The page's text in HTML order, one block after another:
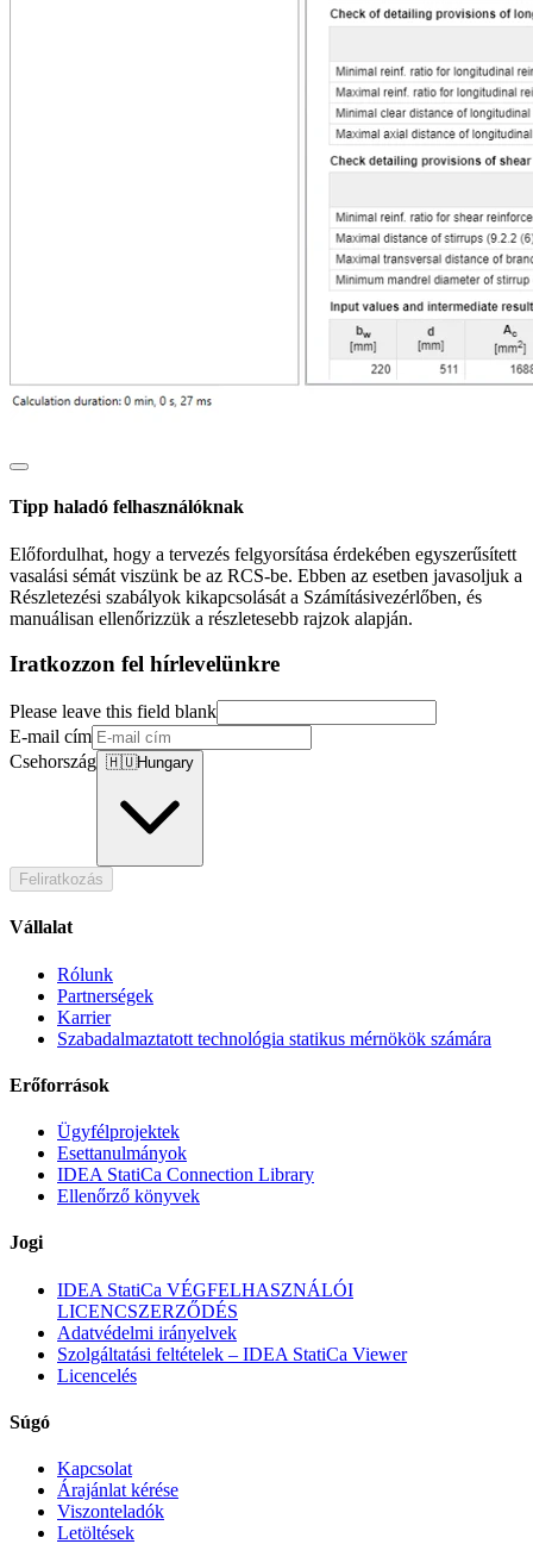
Tipp haladó felhasználóknak
Előfordulhat, hogy a tervezés felgyorsítása érdekében egyszerűsített
vasalási sémát viszünk be az RCS-be. Ebben az esetben javasoljuk a
Részletezési szabályok kikapcsolását a Számításivezérlőben, és
manuálisan ellenőrizzük a részletesebb rajzok alapján.
Iratkozzon fel hírlevelünkre
Please leave this field blank
E-mail cím
Csehország 🇭🇺Hungary
Feliratkozás
Vállalat
Rólunk
Partnerségek
Karrier
Szabadalmaztatott technológia statikus mérnökök számára
Erőforrások
Ügyfélprojektek
Esettanulmányok
IDEA StatiCa Connection Library
Ellenőrző könyvek
Jogi
IDEA StatiCa VÉGFELHASZNÁLÓI
LICENCSZERZŐDÉS
Adatvédelmi irányelvek
Szolgáltatási feltételek – IDEA StatiCa Viewer
Licencelés
Súgó
Kapcsolat
Árajánlat kérése
Viszonteladók
Letöltések